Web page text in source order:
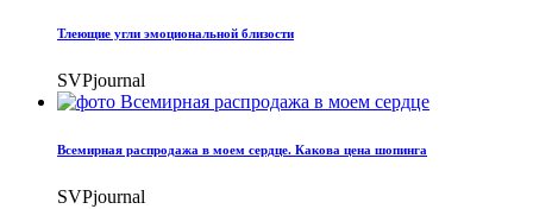
Тлеющие угли эмоциональной близости
SVPjournal
Всемирная распродажа в моем сердце. Какова цена шопинга
SVPjournal